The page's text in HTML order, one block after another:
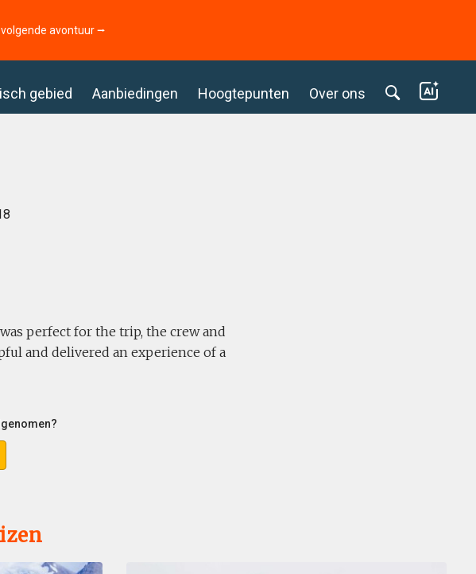
avontuur ⭢
gebied Aanbiedingen Hoogtepunten Over ons
perfect for the trip, the crew and
and delivered an experience of a